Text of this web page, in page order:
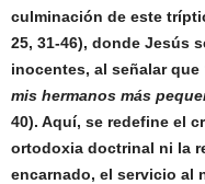
culminación de este
25, 31-46), donde Jesús
inocentes, al señalar que
mis hermanos más
40). Aquí, se redefine el
ortodoxia doctrinal ni la
encarnado, el servicio al